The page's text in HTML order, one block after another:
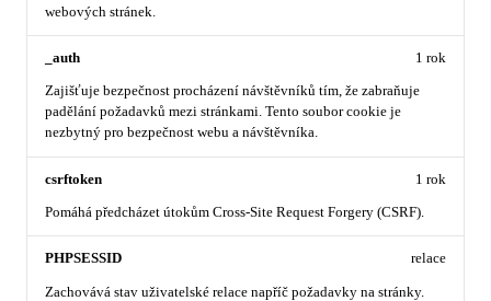
webových stránek.
_auth
Zajišťuje bezpečnost procházení návštěvníků tím, že zabraňuje
padělání požadavků mezi stránkami. Tento soubor cookie je
nezbytný pro bezpečnost webu a návštěvníka.
1 rok
csrftoken
Pomáhá předcházet útokům Cross-Site Request Forgery (CSRF).
1 rok
PHPSESSID
Zachovává stav uživatelské relace napříč požadavky na stránky.
relace